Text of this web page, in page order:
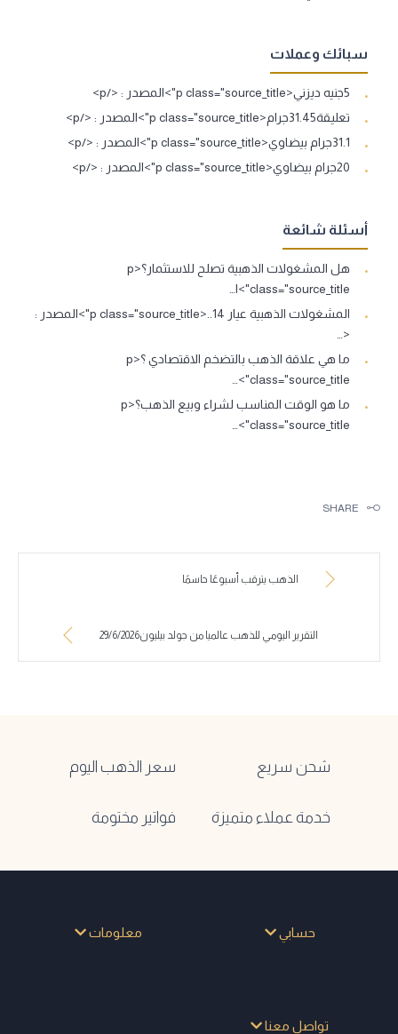
سبائك وعملات
5جنيه ديزني<p class="source_title">المصدر : </p>
تعليقة31.45جرام<p class="source_title">المصدر : </p>
31.1جرام بيضاوي<p class="source_title">المصدر : </p>
20جرام بيضاوي<p class="source_title">المصدر : </p>
أسئلة شائعة
هل المشغولات الذهبية تصلح للاستثمار؟<p
class="source_title">ا…
المشغولات الذهبية عيار 14..<p class="source_title">المصدر :
<…
ما هي علاقة الذهب بالتضخم الاقتصادي ؟<p
class="source_title">…
ما هو الوقت المناسب لشراء وبيع الذهب؟<p
class="source_title">…
SHARE
الذهب يترقب أسبوعًا حاسمًا
التقرير اليومي للذهب عالميا من جولد بيليون29/6/2026
شحن سريع سعر الذهب اليوم
خدمة عملاء متميزة فواتير مختومة
حسابي معلومات
تواصل معنا